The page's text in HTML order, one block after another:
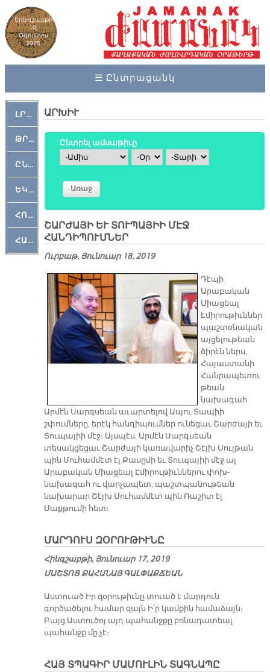
Երկուշաբթի
10,
Օգոստոս
2026
☰ Ընտրացանկ
ԼՐԱՀՈՍ
ԹՐՔԱՀԱՅ ԿԵԱՆՔ
ԸՆԿԵՐԱՄՇԱԿՈՒԹԱՅԻՆ
ԵԿԵՂԵՑԱԿԱՆ
ՀՈԳԵՄՏԱՒՈՐ
ՀԱՐԹԱԿ
ԱՐԽԻՒ
Ընտրել ամսաթիւը
Ամիս
Օր Տարի
ՇԱՐԺԱՅԻ ԵՒ ՏՈՒՊԱՅԻԻ ՄԷՋ
ՀԱՆԴԻՊՈՒՄՆԵՐ
Ուրբաթ, Յունուար 18, 2019
Դէպի
Արաբական
Միացեալ
Էմիրութիւններ
պաշտօնական
այցելութեան
ծիրէն ներս,
Հայաստանի
Հանրապետու
թեան
նախագահ
Արմէն Սարգսեան աւարտելով Ապու Տապիի
շփումները, երէկ հանդիպումներ ունեցաւ Շարժայի եւ
Տուպայիի մէջ։ Այսպէս, Արմէն Սարգսեան
տեսակցեցաւ Շարժայի կառավարիչ Շէյխ Սուլթան
պին Մուհամմէտ էլ Քասըմի եւ Տուպայիի մէջ ալ
Արաբական Միացեալ Էմիրութիւններու փոխ-
նախագահ ու վարչապետ, պաշտպանութեան
նախարար Շէյխ Մուհամմէտ պին Ռաշիտ էլ
Մաքթումի հետ։
ՄԱՐԴՈՒՍ ԶՕՐՈՒԹԻՒՆԸ
Հինգշաբթի, Յունուար 17, 2019
ՄԱՇ­ՏՈՑ ՔԱ­ՀԱ­ՆԱՅ ԳԱԼ­ՓԱՔ­ՃԵԱՆ
Աստուած Իր զօրութիւնը տուած է մարդուն
գործածելու համար զայն Ի՛ր կամքին համաձայն։
Բայց Աստուծոյ այդ պահանջքը բռնադատեալ
պահանջք մը չէ։
ՀԱՅ ՏՊԱԳԻՐ ՄԱՄՈՒԼԻՆ ՏԱԳՆԱՊԸ